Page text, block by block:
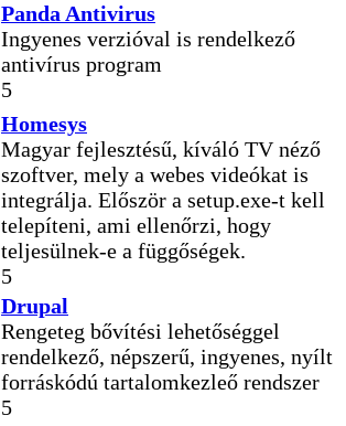
Panda Antivirus
Ingyenes verzióval is rendelkező
antivírus program
5
Homesys
Magyar fejlesztésű, kíváló TV néző
szoftver, mely a webes videókat is
integrálja. Először a setup.exe-t kell
telepíteni, ami ellenőrzi, hogy
teljesülnek-e a függőségek.
5
Drupal
Rengeteg bővítési lehetőséggel
rendelkező, népszerű, ingyenes, nyílt
forráskódú tartalomkezleő rendszer
5